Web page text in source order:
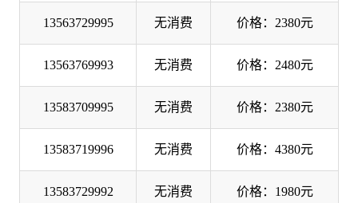
13563729995 无消费 价格：2380元
13563769993 无消费 价格：2480元
13583709995 无消费 价格：2380元
13583719996 无消费 价格：4380元
13583729992 无消费 价格：1980元